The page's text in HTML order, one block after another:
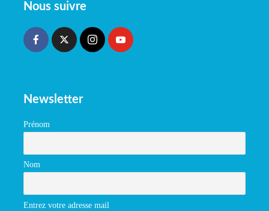
Nous suivre
Newsletter
Prénom
Nom
Entrez votre adresse mail